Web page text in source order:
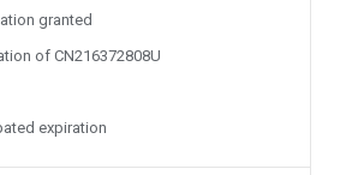
granted
of CN216372808U
expiration